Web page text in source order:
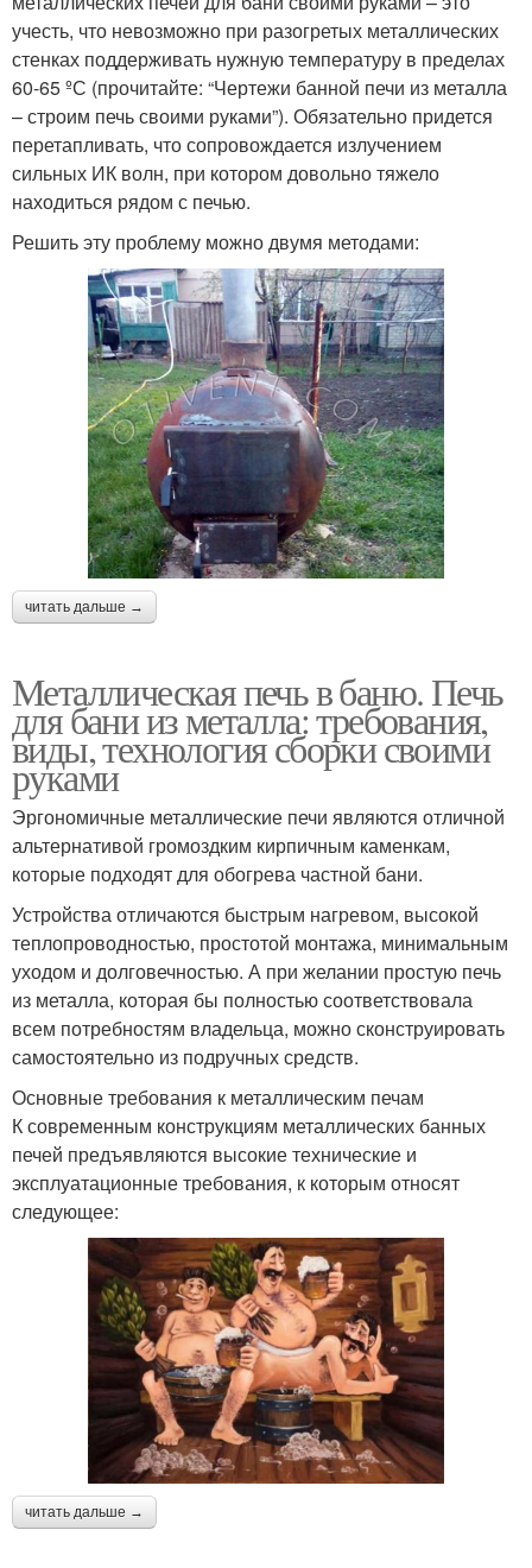
учесть, что невозможно при разогретых металлических
стенках поддерживать нужную температуру в пределах
60-65 ºС (прочитайте: “Чертежи банной печи из металла
– строим печь своими руками”). Обязательно придется
перетапливать, что сопровождается излучением
сильных ИК волн, при котором довольно тяжело
находиться рядом с печью.
Решить эту проблему можно двумя методами:
читать дальше →
Металлическая печь в баню. Печь
для бани из металла: требования,
виды, технология сборки своими
руками
Эргономичные металлические печи являются отличной
альтернативой громоздким кирпичным каменкам,
которые подходят для обогрева частной бани.
Устройства отличаются быстрым нагревом, высокой
теплопроводностью, простотой монтажа, минимальным
уходом и долговечностью. А при желании простую печь
из металла, которая бы полностью соответствовала
всем потребностям владельца, можно сконструировать
самостоятельно из подручных средств.
Основные требования к металлическим печам
К современным конструкциям металлических банных
печей предъявляются высокие технические и
эксплуатационные требования, к которым относят
следующее:
читать дальше →